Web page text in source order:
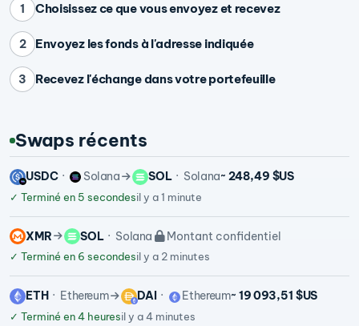
1 Choisissez ce que vous envoyez et recevez
2 Envoyez les fonds à l'adresse indiquée
3 Recevez l'échange dans votre portefeuille
Swaps récents
USDC Solana SOL Solana~ 248,49 $US
✓ Terminé en 5 secondesil y a 1 minute
XMR SOL Solana Montant confidentiel
✓ Terminé en 6 secondesil y a 2 minutes
ETH Ethereum DAI Ethereum~ 19 093,51 $US
✓ Terminé en 4 heuresil y a 4 minutes